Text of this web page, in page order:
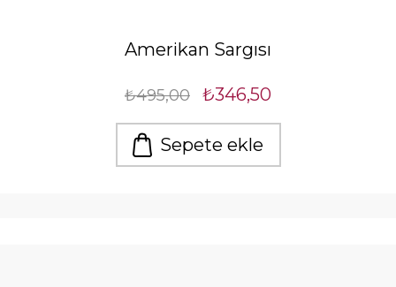
Amerikan Sargısı
₺495,00 ₺346,50
Sepete ekle